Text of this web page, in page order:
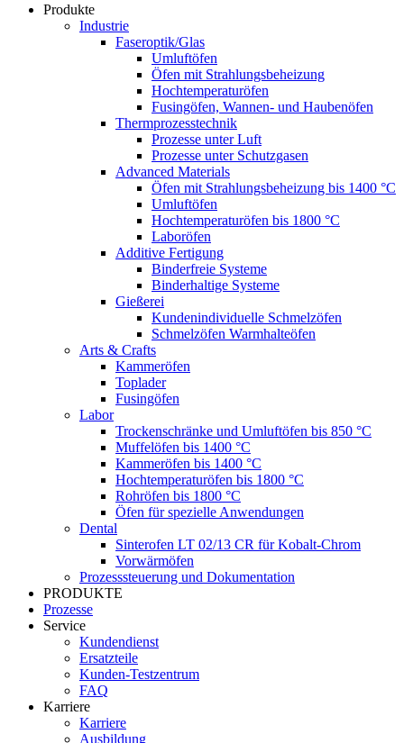
Produkte
Industrie
Faseroptik/Glas
Umluftöfen
Öfen mit Strahlungsbeheizung
Hochtemperaturöfen
Fusingöfen, Wannen- und Haubenöfen
Thermprozesstechnik
Prozesse unter Luft
Prozesse unter Schutzgasen
Advanced Materials
Öfen mit Strahlungsbeheizung bis 1400 °C
Umluftöfen
Hochtemperaturöfen bis 1800 °C
Laboröfen
Additive Fertigung
Binderfreie Systeme
Binderhaltige Systeme
Gießerei
Kundenindividuelle Schmelzöfen
Schmelzöfen Warmhalteöfen
Arts & Crafts
Kammeröfen
Toplader
Fusingöfen
Labor
Trockenschränke und Umluftöfen bis 850 °C
Muffelöfen bis 1400 °C
Kammeröfen bis 1400 °C
Hochtemperaturöfen bis 1800 °C
Rohröfen bis 1800 °C
Öfen für spezielle Anwendungen
Dental
Sinterofen LT 02/13 CR für Kobalt-Chrom
Vorwärmöfen
Prozesssteuerung und Dokumentation
PRODUKTE
Prozesse
Service
Kundendienst
Ersatzteile
Kunden-Testzentrum
FAQ
Karriere
Karriere
Ausbildung